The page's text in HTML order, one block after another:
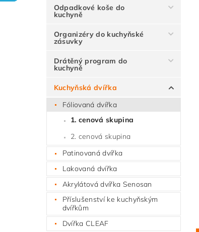
Odpadkové koše do
kuchyně
Organizéry do kuchyňské
zásuvky
Drátěný program do
kuchyně
Kuchyňská dvířka
Fóliovaná dvířka
1. cenová skupina
2. cenová skupina
Patinovaná dvířka
Lakovaná dvířka
Akrylátová dvířka Senosan
Příslušenství ke kuchyňským
dvířkům
Dvířka CLEAF